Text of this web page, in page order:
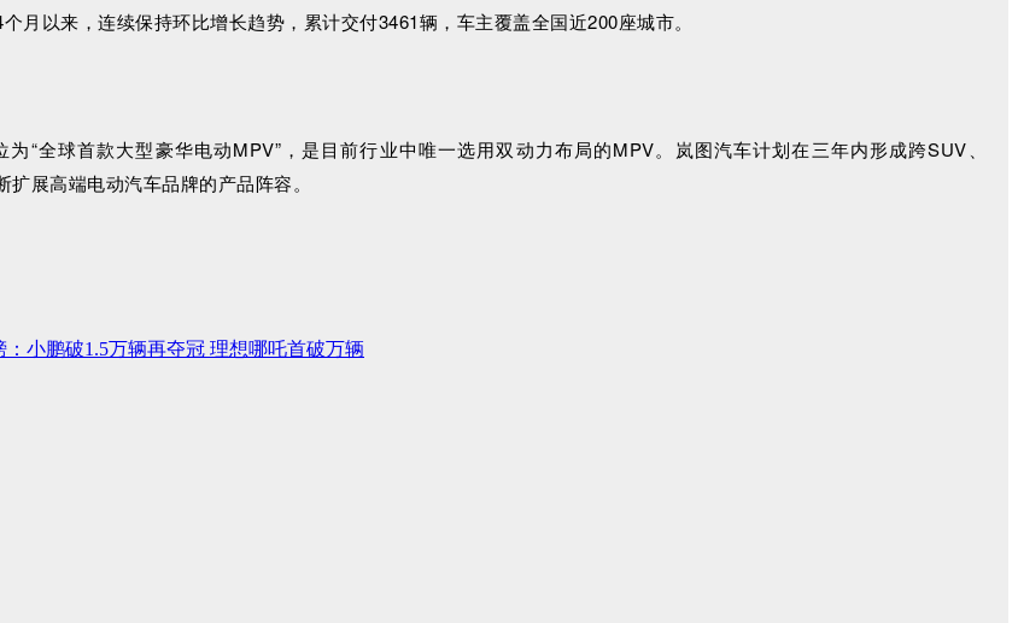
以来，连续保持环比增长趋势，累计交付3461辆，车主覆盖全国近200座城市。
“全球首款大型豪华电动MPV”，是目前行业中唯一选用双动力布局的MPV。岚图汽车计划在三年内形成跨SUV、
展高端电动汽车品牌的产品阵容。
：小鹏破1.5万辆再夺冠 理想哪吒首破万辆